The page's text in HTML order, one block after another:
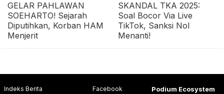
GELAR PAHLAWAN
SOEHARTO! Sejarah
Diputihkan, Korban HAM
Menjerit
SKANDAL TKA 2025:
Soal Bocor Via Live
TikTok, Sanksi Nol
Menanti!
Indeks Berita
Facebook
Podium Ecosystem